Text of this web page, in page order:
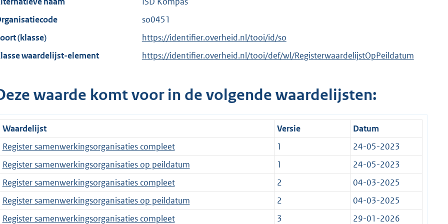
so0451
(klasse)
https://identifier.overheid.nl/tooi/id/so
waardelijst-element
https://identifier.overheid.nl/tooi/def/wl/RegisterwaardelijstOpPeildatum
waarde komt voor in de volgende waardelijsten:
Waardelijst Versie
Datum
Register samenwerkingsorganisaties compleet
1
24-05-2023
Register samenwerkingsorganisaties op peildatum
1
24-05-2023
Register samenwerkingsorganisaties compleet
2
04-03-2025
Register samenwerkingsorganisaties op peildatum
2
04-03-2025
Register samenwerkingsorganisaties compleet
3 29-01-2026